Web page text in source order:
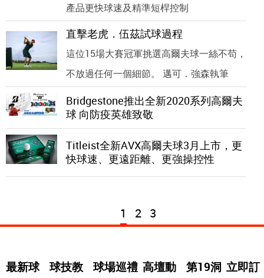
產品更快球速及精準短桿控制
直擊老虎．伍茲試球過程
這位15場大賽冠軍挑選高爾夫球一絲不苟，
不放過任何一個細節。 邁可．強森執筆
Bridgestone推出全新2020系列高爾夫
球 向防疫英雄致敬
Titleist全新AVX高爾夫球3月上市，更
快球速、更遠距離、更強操控性
1 2 3
最新球
球技教
球場巡禮 高壇動
第19洞 立即訂